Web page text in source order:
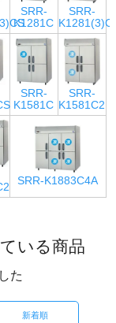
SRR-
K1281C
SRR-
SRR-
K1581C
SRR-
K1581C2
SRR-K1883C4A
いる商品
た
新着順